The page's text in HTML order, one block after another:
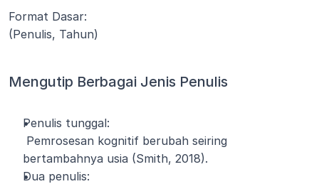
Format Dasar:
(Penulis, Tahun)
Mengutip Berbagai Jenis Penulis
Penulis tunggal:
bertambahnya usia (Smith, 2018).
Dua penulis: